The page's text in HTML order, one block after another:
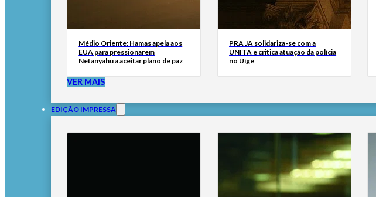
Médio Oriente: Hamas apela aos
EUA para pressionarem
Netanyahu a aceitar plano de paz
PRA JA solidariza-se com a
UNITA e critica atuação da polícia
no Uíge
VER MAIS
EDIÇÃO IMPRESSA